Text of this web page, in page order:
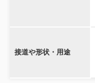
接道や形状・用途